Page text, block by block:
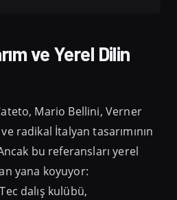
ve Yerel Dilin
Mario Bellini, Verner
radikal İtalyan tasarımının
bu referansları yerel
yana koyuyor:
dalış kulübü,